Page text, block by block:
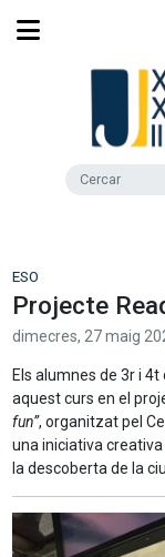
ESO
Projecte
dimecres, 27 maig
Els alumnes de 3r i 4t
aquest curs en el
fun”, organitzat pel
una iniciativa
la descoberta de la